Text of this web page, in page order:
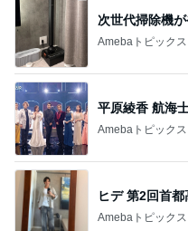
次世代掃除機
Amebaトピックス
平原綾香 航海
Amebaトピックス
ヒデ 第2回首
Amebaトピックス